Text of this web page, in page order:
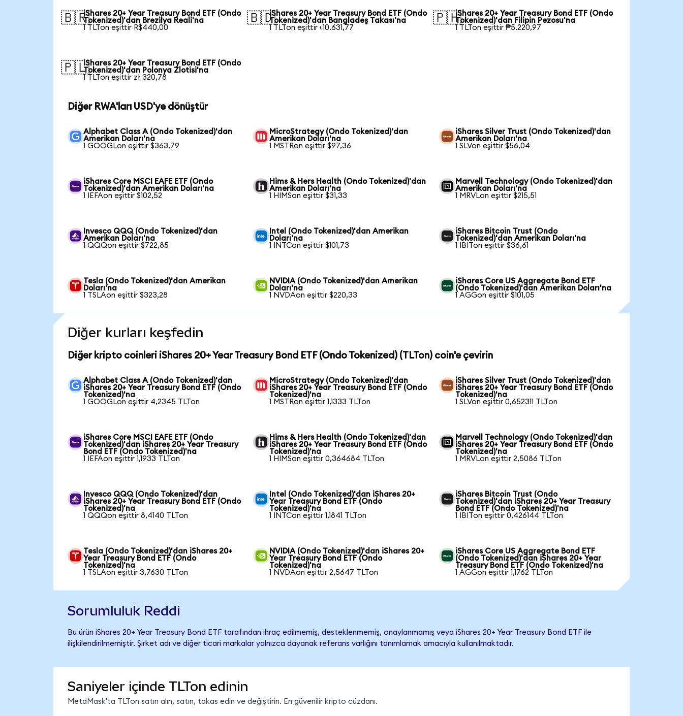
🇧🇷iShares 20+ Year Treasury Bond ETF (Ondo
Tokenized)'dan Brezilya Reali'na
1 TLTon eşittir R$440,00
🇧🇩iShares 20+ Year Treasury Bond ETF (Ondo
Tokenized)'dan Bangladeş Takası'na
1 TLTon eşittir ৳10.631,77
🇵🇭iShares 20+ Year Treasury Bond ETF (Ondo
Tokenized)'dan Filipin Pezosu'na
1 TLTon eşittir ₱5.220,97
🇵🇱iShares 20+ Year Treasury Bond ETF (Ondo
Tokenized)'dan Polonya Zlotisi'na
1 TLTon eşittir zł 320,78
Diğer RWA'ları USD'ye dönüştür
Alphabet Class A (Ondo Tokenized)'dan
Amerikan Doları'na
1 GOOGLon eşittir $363,79
MicroStrategy (Ondo Tokenized)'dan
Amerikan Doları'na
1 MSTRon eşittir $97,36
iShares Silver Trust (Ondo Tokenized)'dan
Amerikan Doları'na
1 SLVon eşittir $56,04
iShares Core MSCI EAFE ETF (Ondo
Tokenized)'dan Amerikan Doları'na
1 IEFAon eşittir $102,52
Hims & Hers Health (Ondo Tokenized)'dan
Amerikan Doları'na
1 HIMSon eşittir $31,33
Marvell Technology (Ondo Tokenized)'dan
Amerikan Doları'na
1 MRVLon eşittir $215,51
Invesco QQQ (Ondo Tokenized)'dan
Amerikan Doları'na
1 QQQon eşittir $722,85
Intel (Ondo Tokenized)'dan Amerikan
Doları'na
1 INTCon eşittir $101,73
iShares Bitcoin Trust (Ondo
Tokenized)'dan Amerikan Doları'na
1 IBITon eşittir $36,61
Tesla (Ondo Tokenized)'dan Amerikan
Doları'na
1 TSLAon eşittir $323,28
NVIDIA (Ondo Tokenized)'dan Amerikan
Doları'na
1 NVDAon eşittir $220,33
iShares Core US Aggregate Bond ETF
(Ondo Tokenized)'dan Amerikan Doları'na
1 AGGon eşittir $101,05
Diğer kurları keşfedin
Diğer kripto coinleri iShares 20+ Year Treasury Bond ETF (Ondo Tokenized) (TLTon) coin'e çevirin
Alphabet Class A (Ondo Tokenized)'dan
iShares 20+ Year Treasury Bond ETF (Ondo
Tokenized)'na
1 GOOGLon eşittir 4,2345 TLTon
MicroStrategy (Ondo Tokenized)'dan
iShares 20+ Year Treasury Bond ETF (Ondo
Tokenized)'na
1 MSTRon eşittir 1,1333 TLTon
iShares Silver Trust (Ondo Tokenized)'dan
iShares 20+ Year Treasury Bond ETF (Ondo
Tokenized)'na
1 SLVon eşittir 0,652311 TLTon
iShares Core MSCI EAFE ETF (Ondo
Tokenized)'dan iShares 20+ Year Treasury
Bond ETF (Ondo Tokenized)'na
1 IEFAon eşittir 1,1933 TLTon
Hims & Hers Health (Ondo Tokenized)'dan
iShares 20+ Year Treasury Bond ETF (Ondo
Tokenized)'na
1 HIMSon eşittir 0,364684 TLTon
Marvell Technology (Ondo Tokenized)'dan
iShares 20+ Year Treasury Bond ETF (Ondo
Tokenized)'na
1 MRVLon eşittir 2,5086 TLTon
Invesco QQQ (Ondo Tokenized)'dan
iShares 20+ Year Treasury Bond ETF (Ondo
Tokenized)'na
1 QQQon eşittir 8,4140 TLTon
Intel (Ondo Tokenized)'dan iShares 20+
Year Treasury Bond ETF (Ondo
Tokenized)'na
1 INTCon eşittir 1,1841 TLTon
iShares Bitcoin Trust (Ondo
Tokenized)'dan iShares 20+ Year Treasury
Bond ETF (Ondo Tokenized)'na
1 IBITon eşittir 0,426144 TLTon
Tesla (Ondo Tokenized)'dan iShares 20+
Year Treasury Bond ETF (Ondo
Tokenized)'na
1 TSLAon eşittir 3,7630 TLTon
NVIDIA (Ondo Tokenized)'dan iShares 20+
Year Treasury Bond ETF (Ondo
Tokenized)'na
1 NVDAon eşittir 2,5647 TLTon
iShares Core US Aggregate Bond ETF
(Ondo Tokenized)'dan iShares 20+ Year
Treasury Bond ETF (Ondo Tokenized)'na
1 AGGon eşittir 1,1762 TLTon
Sorumluluk Reddi
Bu ürün iShares 20+ Year Treasury Bond ETF tarafından ihraç edilmemiş, desteklenmemiş, onaylanmamış veya iShares 20+ Year Treasury Bond ETF ile
ilişkilendirilmemiştir. Şirket adı ve diğer ticari markalar yalnızca dayanak referans varlığını tanımlamak amacıyla kullanılmaktadır.
Saniyeler içinde TLTon edinin
MetaMask'ta TLTon satın alın, satın, takas edin ve değiştirin. En güvenilir kripto cüzdanı.